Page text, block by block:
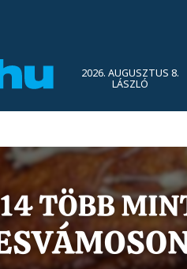
2026. AUGUSZTUS 8.
LÁSZLÓ